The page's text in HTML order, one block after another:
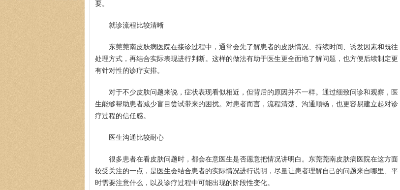
要。
就诊流程比较清晰
东莞莞南皮肤病医院在接诊过程中，通常会先了解患者的皮肤情况、持续时间、诱发因素和既往
处理方式，再结合实际表现进行判断。这样的做法有助于医生更全面地了解问题，也方便后续制定更
有针对性的诊疗安排。
对于不少皮肤问题来说，症状表现看似相近，但背后的原因并不一样。通过细致问诊和观察，医
生能够帮助患者减少盲目尝试带来的困扰。对患者而言，流程清楚、沟通顺畅，也更容易建立起对诊
疗过程的信任感。
医生沟通比较耐心
很多患者在看皮肤问题时，都会在意医生是否愿意把情况讲明白。东莞莞南皮肤病医院在这方面
较受关注的一点，是医生会结合患者的实际情况进行说明，尽量让患者理解自己的问题来自哪里、平
时需要注意什么，以及诊疗过程中可能出现的阶段性变化。